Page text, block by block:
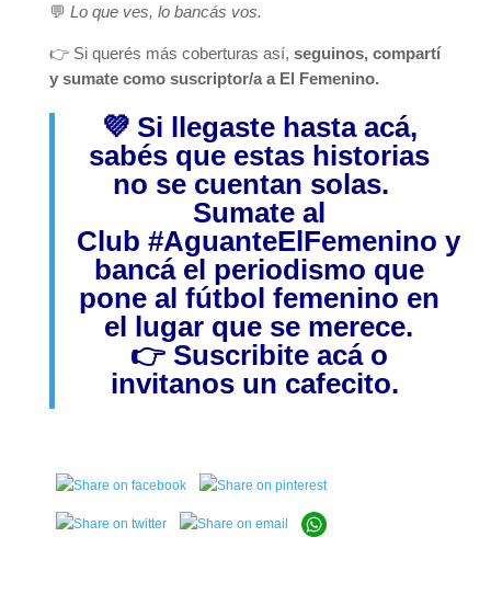
💬 Lo que ves, lo bancás vos.
👉 Si querés más coberturas así, seguinos, compartí
y sumate como suscriptor/a a El Femenino.
💜 Si llegaste hasta acá,
sabés que estas historias
no se cuentan solas.
Sumate al
Club #AguanteElFemenino y
bancá el periodismo que
pone al fútbol femenino en
el lugar que se merece.
👉 Suscribite acáo
invitanos un cafecito.